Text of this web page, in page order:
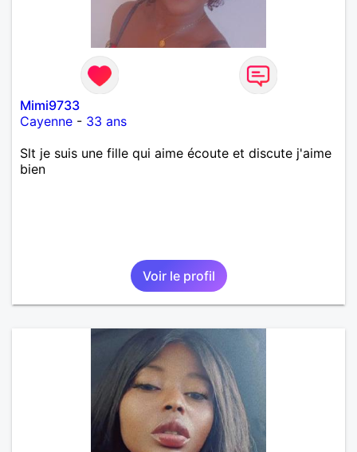
Mimi9733
Cayenne - 33 ans
Slt je suis une fille qui aime écoute et discute j'aime
bien
Voir le profil